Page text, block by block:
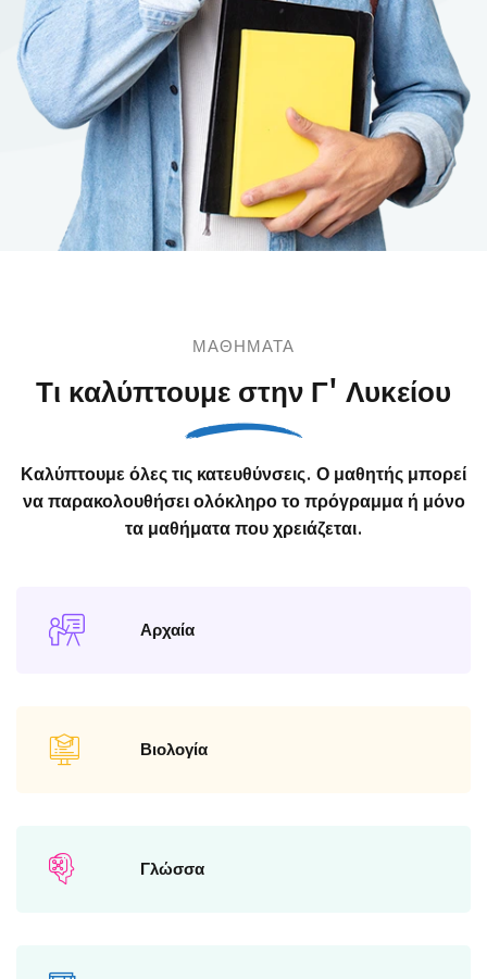
ΜΑΘΗΜΑΤΑ
Τι καλύπτουμε στην Γ' Λυκείου
Καλύπτουμε όλες τις κατευθύνσεις. Ο μαθητής μπορεί
να παρακολουθήσει ολόκληρο το πρόγραμμα ή μόνο
τα μαθήματα που χρειάζεται.
Αρχαία
Βιολογία
Γλώσσα